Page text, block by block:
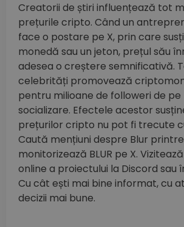
Creatorii de știri influențează tot
prețurile cripto. Când un
face o postare pe X, prin care
monedă sau un jeton, prețul său
adesea o creștere semnificativă.
celebrități promovează
pentru milioane de followeri de
socializare. Efectele acestor
prețurilor cripto nu pot fi trecute
Caută mențiuni despre Blur
monitorizează BLUR pe X.
online a proiectului la Discord sau
Cu cât ești mai bine informat, cu
decizii mai bune.